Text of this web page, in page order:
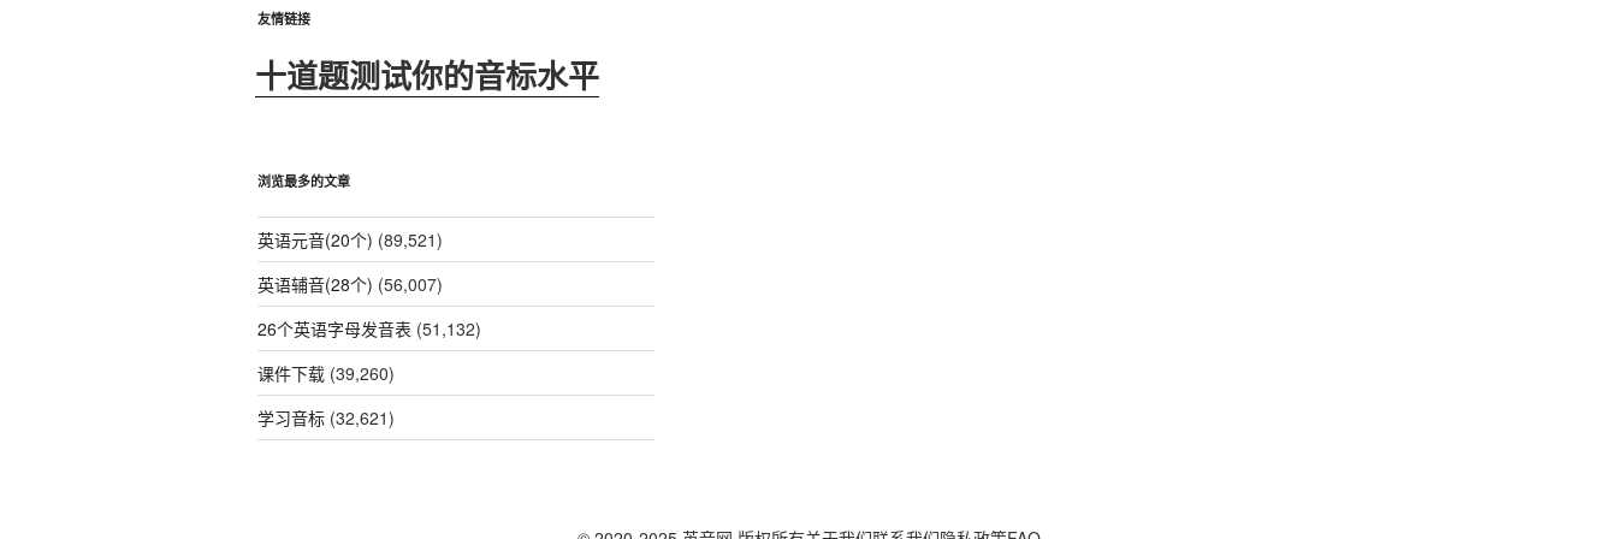
友情链接
十道题测试你的音标水平
浏览最多的文章
英语元音(20个) (89,521)
英语辅音(28个) (56,007)
26个英语字母发音表 (51,132)
课件下载 (39,260)
学习音标 (32,621)